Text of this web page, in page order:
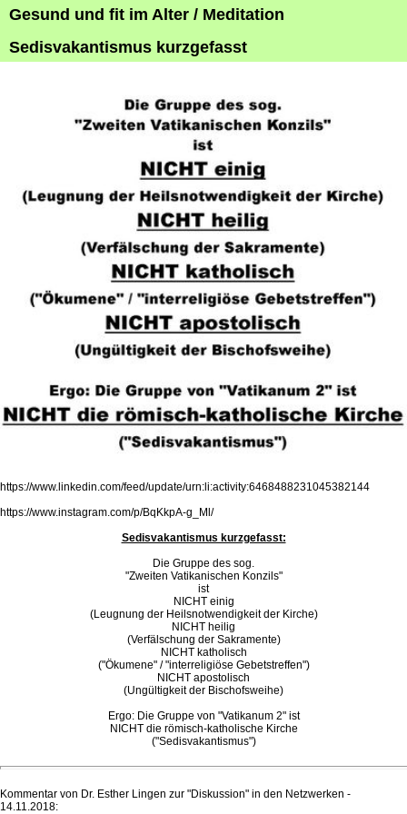
Gesund und fit im Alter / Meditation
Sedisvakantismus kurzgefasst
https://www.linkedin.com/feed/update/urn:li:activity:6468488231045382144
https://www.instagram.com/p/BqKkpA-g_Ml/
Sedisvakantismus kurzgefasst:
Die Gruppe des sog.
"Zweiten Vatikanischen Konzils"
ist
NICHT einig
(Leugnung der Heilsnotwendigkeit der Kirche)
NICHT heilig
(Verfälschung der Sakramente)
NICHT katholisch
("Ökumene" / "interreligiöse Gebetstreffen")
NICHT apostolisch
(Ungültigkeit der Bischofsweihe)
Ergo: Die Gruppe von "Vatikanum 2" ist
NICHT die römisch-katholische Kirche
("Sedisvakantismus")
Kommentar von Dr. Esther Lingen zur "Diskussion" in den Netzwerken -
14.11.2018: